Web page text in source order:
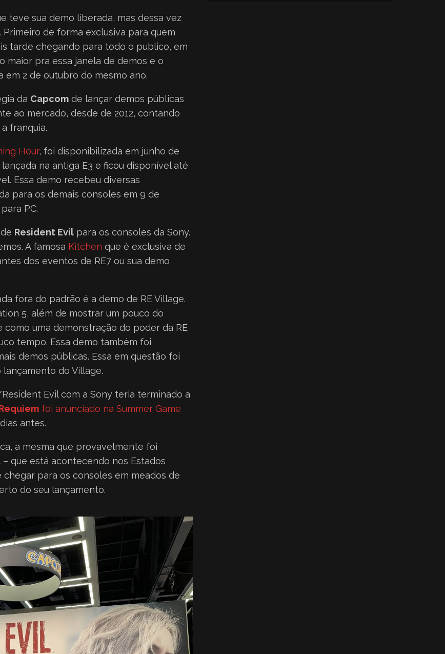
teve sua demo liberada, mas dessa vez
de forma exclusiva para quem
tarde chegando para todo o publico, em
maior pra essa janela de demos e o
em 2 de outubro do mesmo ano.
da Capcom de lançar demos públicas
ao mercado, desde de 2012, contando
franquia.
Hour, foi disponibilizada em junho de
na antiga E3 e ficou disponível até
Essa demo recebeu diversas
para os demais consoles em 9 de
PC.
Resident Evil para os consoles da Sony.
A famosa Kitchen que é exclusiva de
dos eventos de RE7 ou sua demo
fora do padrão é a demo de RE Village.
5, além de mostrar um pouco do
uma demonstração do poder da RE
tempo. Essa demo também foi
demos públicas. Essa em questão foi
lançamento do Village.
Evil com a Sony teria terminado a
foi anunciado na Summer Game
antes.
a mesma que provavelmente foi
– que está acontecendo nos Estados
para os consoles em meados de
do seu lançamento.